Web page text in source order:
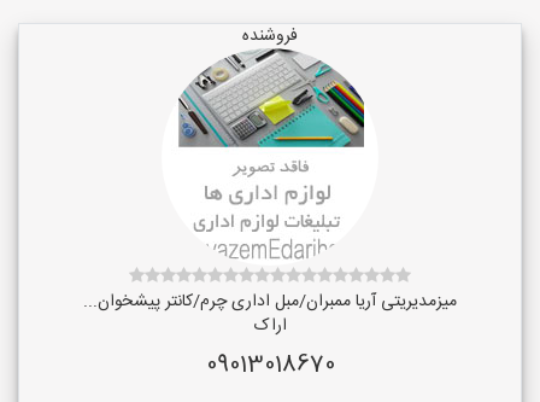
فروشنده
میزمدیریتی آریا ممبران/مبل اداری چرم/کانتر پیشخوان...
اراک
09013018670